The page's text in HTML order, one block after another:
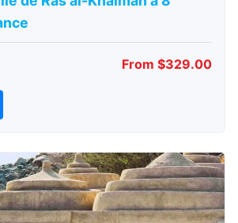
From $329.00